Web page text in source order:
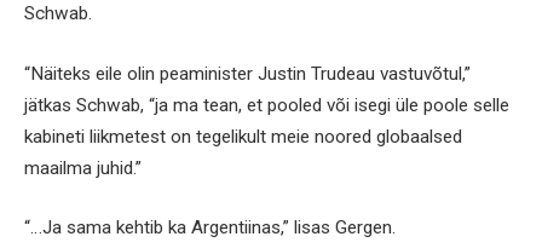
Schwab.
“Näiteks eile olin peaminister Justin Trudeau vastuvõtul,”
jätkas Schwab, “ja ma tean, et pooled või isegi üle poole selle
kabineti liikmetest on tegelikult meie noored globaalsed
maailma juhid.”
“…Ja sama kehtib ka Argentiinas,” lisas Gergen.